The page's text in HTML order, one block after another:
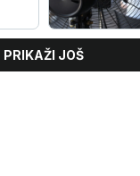
PRIKAŽI JOŠ